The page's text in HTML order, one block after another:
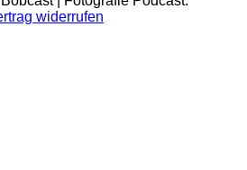
widerrufen